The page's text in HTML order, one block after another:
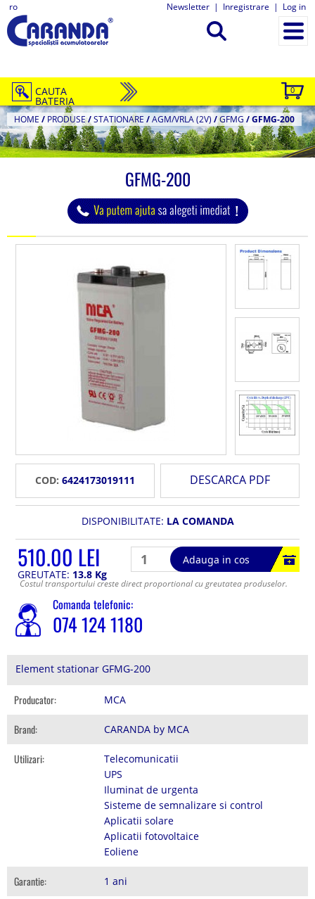
ro Newsletter | Inregistrare | Log in
0
CAUTA
BATERIA
HOME / PRODUSE/STATIONARE /AGM/VRLA (2V) /GFMG /GFMG-200
GFMG-200
COD: 6424173019111 DESCARCA PDF
DISPONIBILITATE: LA COMANDA
510.00 LEI
Adauga in cos
GREUTATE: 13.8 Kg
Costul transportului creste direct proportional cu greutatea produselor.
Comanda telefonic:
074 124 1180
Element stationar GFMG-200
Producator: MCA
Brand: CARANDA by MCA
Utilizari:
Telecomunicatii
UPS
Iluminat de urgenta
Sisteme de semnalizare si control
Aplicatii solare
Aplicatii fotovoltaice
Eoliene
Garantie: 1 ani